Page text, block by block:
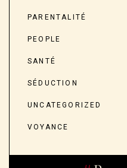
PARENTALITÉ
PEOPLE
SANTÉ
SÉDUCTION
UNCATEGORIZED
VOYANCE